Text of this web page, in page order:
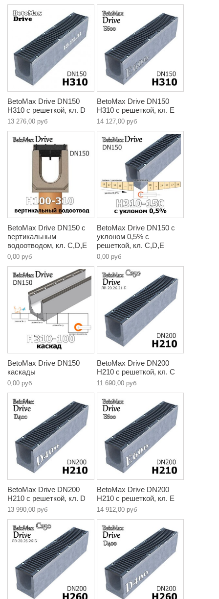
BetoMax Drive DN150
H310 с решеткой, кл. D
13 276,00 руб
BetoMax Drive DN150
H310 с решеткой, кл. E
14 127,00 руб
BetoMax Drive DN150 с
вертикальным
водоотводом, кл. C,D,E
0,00 руб
BetoMax Drive DN150 с
уклоном 0,5% с
решеткой, кл. C,D,E
0,00 руб
BetoMax Drive DN150
каскады
0,00 руб
BetoMax Drive DN200
H210 с решеткой, кл. C
11 690,00 руб
BetoMax Drive DN200
H210 с решеткой, кл. D
13 990,00 руб
BetoMax Drive DN200
H210 с решеткой, кл. E
14 912,00 руб